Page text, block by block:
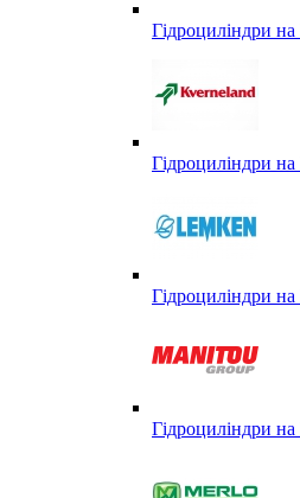
Гідроциліндри
Гідроциліндри
Гідроциліндри
Гідроциліндри